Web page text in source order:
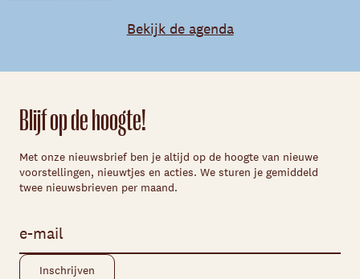
Bekijk de agenda
Blijf op de hoogte!
Met onze nieuwsbrief ben je altijd op de hoogte van nieuwe
voorstellingen, nieuwtjes en acties. We sturen je gemiddeld
twee nieuwsbrieven per maand.